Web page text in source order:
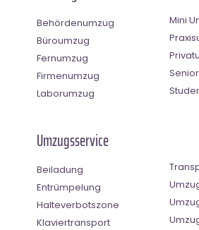
Behördenumzug
Büroumzug
Fernumzug
Firmenumzug
Laborumzug
Mini
Umzugsservice
Beiladung
Entrümpelung
Halteverbotszone
Klaviertransport